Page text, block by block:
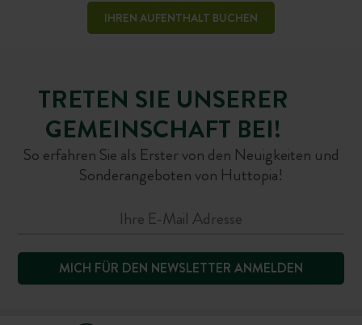
IHREN AUFENTHALT BUCHEN
TRETEN SIE UNSERER
GEMEINSCHAFT BEI!
So erfahren Sie als Erster von den Neuigkeiten und
Sonderangeboten von Huttopia!
MICH FÜR DEN NEWSLETTER ANMELDEN